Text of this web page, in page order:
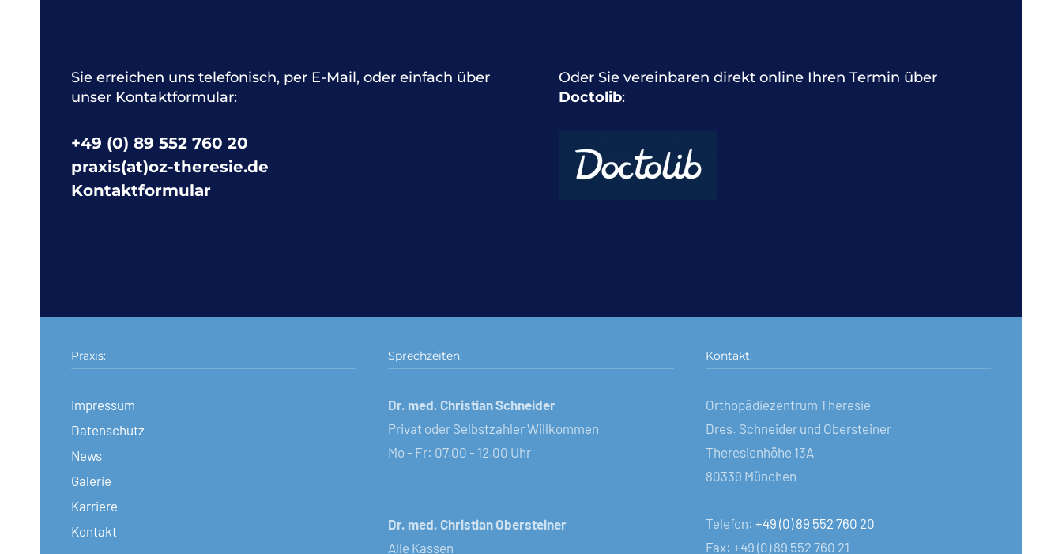
Sie erreichen uns telefonisch, per E-Mail, oder einfach über
unser Kontaktformular:
+49 (0) 89 552 760 20
praxis(at)oz-theresie.de
Kontaktformular
Oder Sie vereinbaren direkt online Ihren Termin über
Doctolib:
Praxis:
Impressum
Datenschutz
News
Galerie
Karriere
Kontakt
Sprechzeiten:
Dr. med. Christian Schneider
Privat oder Selbstzahler Willkommen
Mo - Fr: 07.00 - 12.00 Uhr
Dr. med. Christian Obersteiner
Alle Kassen
Kontakt:
Orthopädiezentrum Theresie
Dres. Schneider und Obersteiner
Theresienhöhe 13A
80339 München
Telefon: +49 (0) 89 552 760 20
Fax: +49 (0) 89 552 760 21